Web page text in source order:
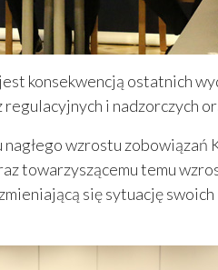
konsekwencją ostatnich
regulacyjnych i
wzrostu
towarzyszącemu temu
się sytuację